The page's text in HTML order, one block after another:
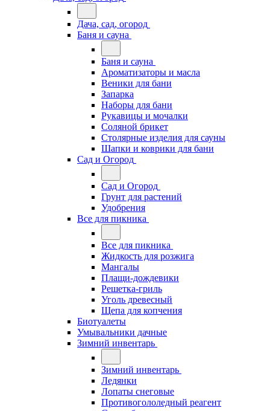
Дача, сад, огород
Баня и сауна
Баня и сауна
Ароматизаторы и масла
Веники для бани
Запарка
Наборы для бани
Рукавицы и мочалки
Соляной брикет
Столярные изделия для сауны
Шапки и коврики для бани
Сад и Огород
Сад и Огород
Грунт для растений
Удобрения
Все для пикника
Все для пикника
Жидкость для розжига
Мангалы
Плащи-дождевики
Решетка-гриль
Уголь древесный
Щепа для копчения
Биотуалеты
Умывальники дачные
Зимний инвентарь
Зимний инвентарь
Ледянки
Лопаты снеговые
Противогололедный реагент